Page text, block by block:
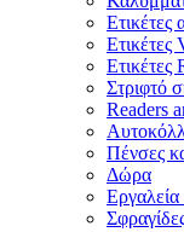
Ετικέτες
Ετικέτες
Στριφτό
Readers
Πένσες
Δώρα